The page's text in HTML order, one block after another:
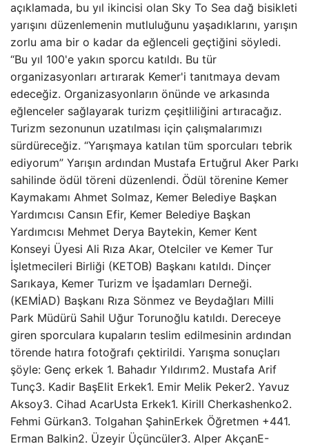
açıklamada, bu yıl ikincisi olan Sky To Sea dağ bisikleti
yarışını düzenlemenin mutluluğunu yaşadıklarını, yarışın
zorlu ama bir o kadar da eğlenceli geçtiğini söyledi.
“Bu yıl 100'e yakın sporcu katıldı. Bu tür
organizasyonları artırarak Kemer'i tanıtmaya devam
edeceğiz. Organizasyonların önünde ve arkasında
eğlenceler sağlayarak turizm çeşitliliğini artıracağız.
Turizm sezonunun uzatılması için çalışmalarımızı
sürdüreceğiz. “Yarışmaya katılan tüm sporcuları tebrik
ediyorum” Yarışın ardından Mustafa Ertuğrul Aker Parkı
sahilinde ödül töreni düzenlendi. Ödül törenine Kemer
Kaymakamı Ahmet Solmaz, Kemer Belediye Başkan
Yardımcısı Cansın Efir, Kemer Belediye Başkan
Yardımcısı Mehmet Derya Baytekin, Kemer Kent
Konseyi Üyesi Ali Rıza Akar, Otelciler ve Kemer Tur
İşletmecileri Birliği (KETOB) Başkanı katıldı. Dinçer
Sarıkaya, Kemer Turizm ve İşadamları Derneği.
(KEMİAD) Başkanı Rıza Sönmez ve Beydağları Milli
Park Müdürü Sahil Uğur Torunoğlu katıldı. Dereceye
giren sporculara kupaların teslim edilmesinin ardından
törende hatıra fotoğrafı çektirildi. Yarışma sonuçları
şöyle: Genç erkek 1. Bahadır Yıldırım2. Mustafa Arif
Tunç3. Kadir BaşElit Erkek1. Emir Melik Peker2. Yavuz
Aksoy3. Cihad AcarUsta Erkek1. Kirill Cherkashenko2.
Fehmi Gürkan3. Tolgahan ŞahinErkek Öğretmen +441.
Erman Balkin2. Üzeyir Üçüncüler3. Alper AkçanE-